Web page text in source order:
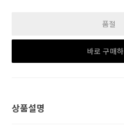
품절
바로 구매
상품설명